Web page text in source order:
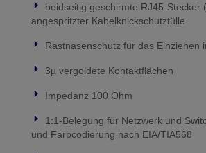
beidseitig geschirmte RJ45-Stecker
angespritzter Kabelknickschutztülle
Rastnasenschutz für das Einziehen
3µ vergoldete Kontaktflächen
Impedanz 100 Ohm
1:1-Belegung für Netzwerk und
und Farbcodierung nach EIA/TIA568